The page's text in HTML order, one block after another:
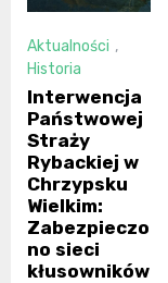
Aktualności ,
Historia
Interwencja
Państwowej
Straży
Rybackiej w
Chrzypsku
Wielkim:
Zabezpieczo
no sieci
kłusowników